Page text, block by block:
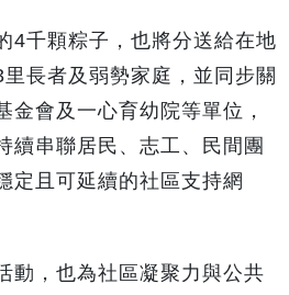
4千顆粽子，也將分送給在地
長者及弱勢家庭，並同步關
金會及一心育幼院等單位，
續串聯居民、志工、民間團
定且可延續的社區支持網
動，也為社區凝聚力與公共